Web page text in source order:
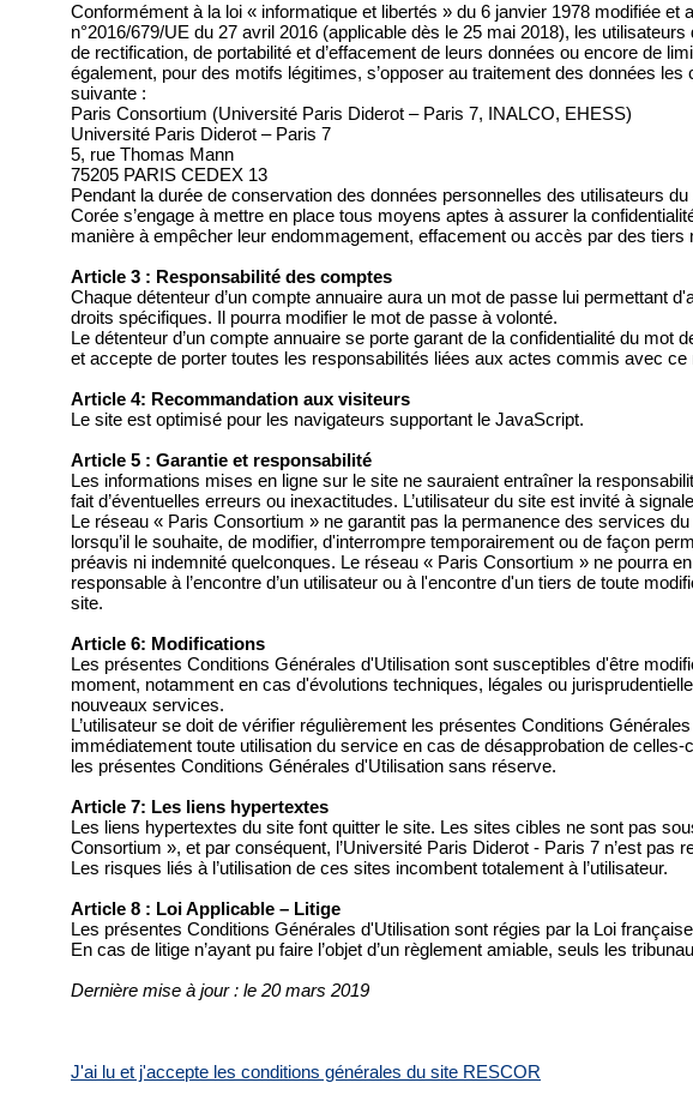
Conformément à la loi « informatique et libertés » du 6 janvier 1978 modifiée et
n°2016/679/UE du 27 avril 2016 (applicable dès le 25 mai 2018), les utilisateurs
de rectification, de portabilité et d’effacement de leurs données ou encore de
également, pour des motifs légitimes, s’opposer au traitement des données les
suivante :
Paris Consortium (Université Paris Diderot – Paris 7, INALCO, EHESS)
Université Paris Diderot – Paris 7
5, rue Thomas Mann
75205 PARIS CEDEX 13
Pendant la durée de conservation des données personnelles des utilisateurs
Corée s’engage à mettre en place tous moyens aptes à assurer la
manière à empêcher leur endommagement, effacement ou accès par des tiers
Article 3 : Responsabilité des comptes
Chaque détenteur d’un compte annuaire aura un mot de passe lui permettant
droits spécifiques. Il pourra modifier le mot de passe à volonté.
Le détenteur d’un compte annuaire se porte garant de la confidentialité du mot
et accepte de porter toutes les responsabilités liées aux actes commis avec ce
Article 4: Recommandation aux visiteurs
Le site est optimisé pour les navigateurs supportant le JavaScript.
Article 5 : Garantie et responsabilité
Les informations mises en ligne sur le site ne sauraient entraîner la
fait d’éventuelles erreurs ou inexactitudes. L’utilisateur du site est invité à
Le réseau « Paris Consortium » ne garantit pas la permanence des services
lorsqu’il le souhaite, de modifier, d'interrompre temporairement ou de façon
préavis ni indemnité quelconques. Le réseau « Paris Consortium » ne pourra
responsable à l’encontre d’un utilisateur ou à l'encontre d'un tiers de toute
site.
Article 6: Modifications
Les présentes Conditions Générales d'Utilisation sont susceptibles d'être
moment, notamment en cas d'évolutions techniques, légales ou
nouveaux services.
L’utilisateur se doit de vérifier régulièrement les présentes Conditions
immédiatement toute utilisation du service en cas de désapprobation de
les présentes Conditions Générales d'Utilisation sans réserve.
Article 7: Les liens hypertextes
Les liens hypertextes du site font quitter le site. Les sites cibles ne sont pas
Consortium », et par conséquent, l’Université Paris Diderot - Paris 7 n’est pas
Les risques liés à l’utilisation de ces sites incombent totalement à l’utilisateur.
Article 8 : Loi Applicable – Litige
Les présentes Conditions Générales d'Utilisation sont régies par la Loi
En cas de litige n’ayant pu faire l’objet d’un règlement amiable, seuls les
Dernière mise à jour : le 20 mars 2019
J'ai lu et j'accepte les conditions générales du site RESCOR